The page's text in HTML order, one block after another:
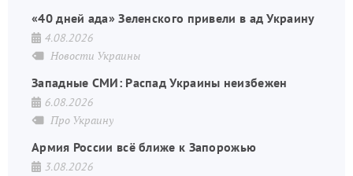
«40 дней ада» Зеленского привели в ад Украину
4.08.2026
Новости Украины
Западные СМИ: Распад Украины неизбежен
6.08.2026
Про Украину
Армия России всё ближе к Запорожью
3.08.2026